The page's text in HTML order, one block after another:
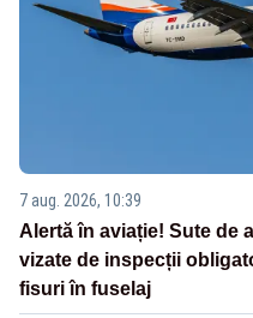
7 aug. 2026, 10:39
Alertă în aviație! Sute de
vizate de inspecții
fisuri în fuselaj